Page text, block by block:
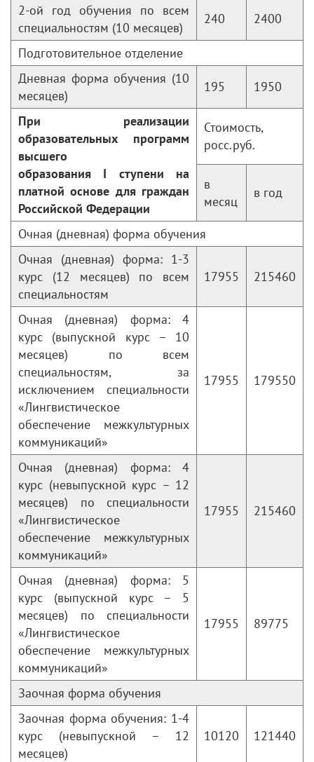
2-ой год обучения по всем
специальностям (10 месяцев)
240 2400
Подготовительное отделение
Дневная форма обучения (10
месяцев)
195 1950
При реализации
образовательных программ
высшего
образования I ступени на
платной основе для граждан
Российской Федерации
Стоимость,
росс.руб.
в
месяц
в год
Очная (дневная) форма обучения
Очная (дневная) форма: 1-3
курс (12 месяцев) по всем
специальностям
17955 215460
Очная (дневная) форма: 4
курс (выпускной курс – 10
месяцев) по всем
специальностям, за
исключением специальности
«Лингвистическое
обеспечение межкультурных
коммуникаций»
17955 179550
Очная (дневная) форма: 4
курс (невыпускной курс – 12
месяцев) по специальности
«Лингвистическое
обеспечение межкультурных
коммуникаций»
17955 215460
Очная (дневная) форма: 5
курс (выпускной курс – 5
месяцев) по специальности
«Лингвистическое
обеспечение межкультурных
коммуникаций»
17955 89775
Заочная форма обучения
Заочная форма обучения: 1-4
курс (невыпускной – 12
месяцев)
10120 121440